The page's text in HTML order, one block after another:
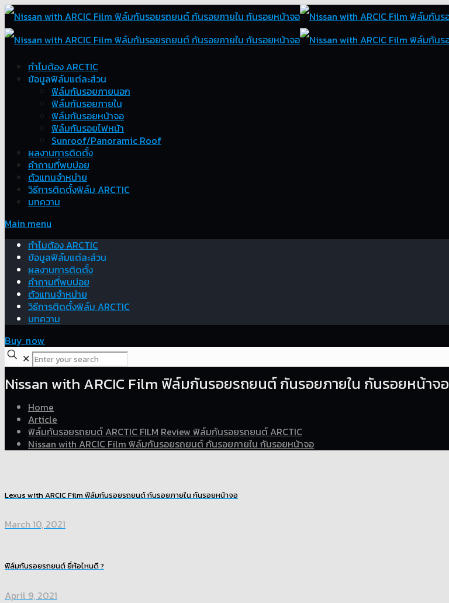
ทำไมต้อง ARCTIC
ข้อมูลฟิล์มแต่ละส่วน
ฟิล์มกันรอยภายนอก
ฟิล์มกันรอยภายใน
ฟิล์มกันรอยหน้าจอ
ฟิล์มกันรอยไฟหน้า
Sunroof/Panoramic Roof
ผลงานการติดตั้ง
คำถามที่พบบ่อย
ตัวแทนจำหน่าย
วิธีการติดตั้งฟิล์ม ARCTIC
บทความ
Main menu
ทำไมต้อง ARCTIC
ข้อมูลฟิล์มแต่ละส่วน
ผลงานการติดตั้ง
คำถามที่พบบ่อย
ตัวแทนจำหน่าย
วิธีการติดตั้งฟิล์ม ARCTIC
บทความ
Buy now
✕
Nissan with ARCIC Film ฟิล์มกันรอยรถยนต์ กันรอยภายใน กันรอยหน้าจอ
Home
Article
ฟิล์มกันรอยรถยนต์ ARCTIC FILM Review ฟิล์มกันรอยรถยนต์ ARCTIC
Nissan with ARCIC Film ฟิล์มกันรอยรถยนต์ กันรอยภายใน กันรอยหน้าจอ
Lexus with ARCIC Film ฟิล์มกันรอยรถยนต์ กันรอยภายใน กันรอยหน้าจอ
March 10, 2021
ฟิล์มกันรอยรถยนต์ ยี่ห้อไหนดี ?
April 9, 2021